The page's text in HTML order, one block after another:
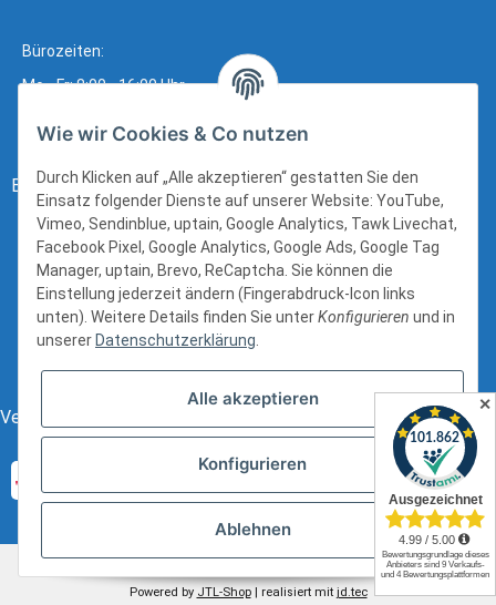
Bürozeiten:
Mo - Fr: 8:00 - 16:00 Uhr
Bezahlung:
Versand:
Versand
Powered by JTL-Shop | realisiert mit jd.tec
Wie wir Cookies & Co nutzen
Durch Klicken auf „Alle akzeptieren“ gestatten Sie den
Einsatz folgender Dienste auf unserer Website: YouTube,
Vimeo, Sendinblue, uptain, Google Analytics, Tawk Livechat,
Facebook Pixel, Google Analytics, Google Ads, Google Tag
Manager, uptain, Brevo, ReCaptcha. Sie können die
Einstellung jederzeit ändern (Fingerabdruck-Icon links
unten). Weitere Details finden Sie unterKonfigurieren und in
unserer Datenschutzerklärung.
Alle akzeptieren
Konfigurieren
Ablehnen
✕